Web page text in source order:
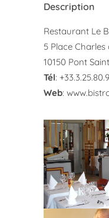
Description
Restaurant Le
5 Place Charles
10150 Pont
Tél:
Web: